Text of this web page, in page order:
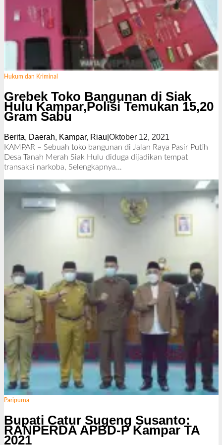
Hukum dan Kriminal
Grebek Toko Bangunan di Siak
Hulu Kampar,Polisi Temukan 15,20
Gram Sabu
Berita, Daerah, Kampar, Riau Oktober 12, 2021
e
a
KAMPAR – Sebuah toko bangunan di Jalan Raya Pasir Putih
Desa Tanah Merah Siak Hulu diduga dijadikan tempat
transaksi narkoba, Selengkapnya…
Paripurna
Bupati Catur Sugeng Susanto:
RANPERDA APBD-P Kampar TA
2021